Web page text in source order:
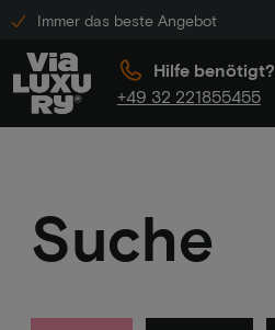
Immer das beste Angebot
Hilfe benötigt?
+49 32 221855455
Suche